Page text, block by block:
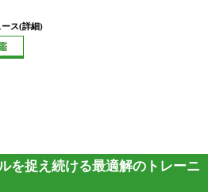
ス(詳細)
を捉え続ける最適解のトレーニ